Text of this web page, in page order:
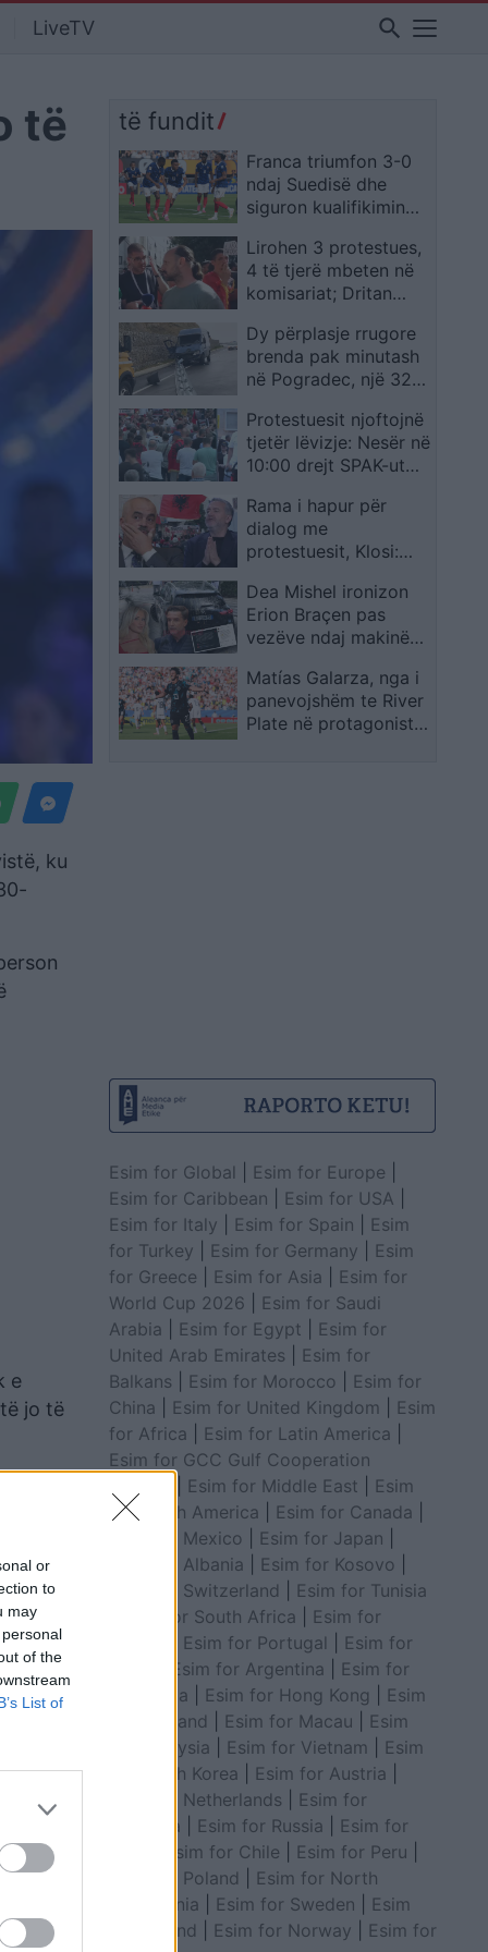
or
to
may
of the
List of
LiveTV search
të
ku
e
jo të
gjë që
ajo.
të fundit
Franca triumfon 3-0
ndaj Suedisë dhe
siguron kualifikimin
Lirohen 3 protestues,
4 të tjerë mbeten në
komisariat; Dritan
mes policisë dhe
qytetarëve, shoqërimi
i paligjshëm
Dy përplasje rrugore
brenda pak minutash
në Pogradec, një 32-
disa persona
plagosen
Protestuesit njoftojnë
tjetër lëvizje: Nesër në
10:00 drejt SPAK-ut
Ramën
Rama i hapur për
dialog me
protestuesit, Klosi:
dorëheqja e qeverisë
Dea Mishel ironizon
Erion Braçen pas
vezëve ndaj makinës,
përgjigje
Matías Galarza, nga i
panevojshëm te River
Plate në protagonistin
Esim for Global Esim for Europe
Esim for Caribbean
Esim for USA
Esim for Italy
Esim for Spain
Esim
for Turkey
Esim for Germany
Esim
for Greece
Esim for Asia
Esim for
World Cup 2026
Esim for Saudi
Arabia
Esim for Egypt
Esim for
United Arab Emirates
Esim for
Balkans
Esim for Morocco
Esim for
China
Esim for United Kingdom
Esim
for Africa
Esim for Latin America
Esim for GCC Gulf Cooperation
Esim for Middle East
Esim
for South America
Esim for Canada
Esim for Mexico
Esim for Japan
Esim for Albania
Esim for Kosovo
Esim for Switzerland
Esim for Tunisia
Esim for South Africa
Esim for
Esim for Portugal
Esim for
Esim for Argentina
Esim for
Colombia
Esim for Hong Kong
Esim
for Thailand
Esim for Macau
Esim
for Malaysia
Esim for Vietnam
Esim
for South Korea
Esim for Austria
Esim for Netherlands
Esim for
Australia
Esim for Russia
Esim for
Esim for Chile Esim for Peru
Esim for Poland
Esim for North
Macedonia
Esim for Sweden
Esim
for Finland
Esim for Norway
Esim for